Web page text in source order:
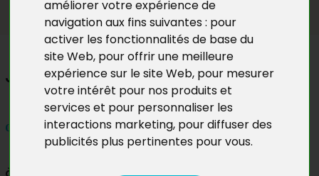
améliorer votre expérience de
navigation aux fins suivantes : pour
activer les fonctionnalités de base du
site Web, pour offrir une meilleure
expérience sur le site Web, pour mesurer
votre intérêt pour nos produits et
services et pour personnaliser les
interactions marketing, pour diffuser des
publicités plus pertinentes pour vous.
J. E. Person
dimanche 29 septembre 2024 de 10h à 18h